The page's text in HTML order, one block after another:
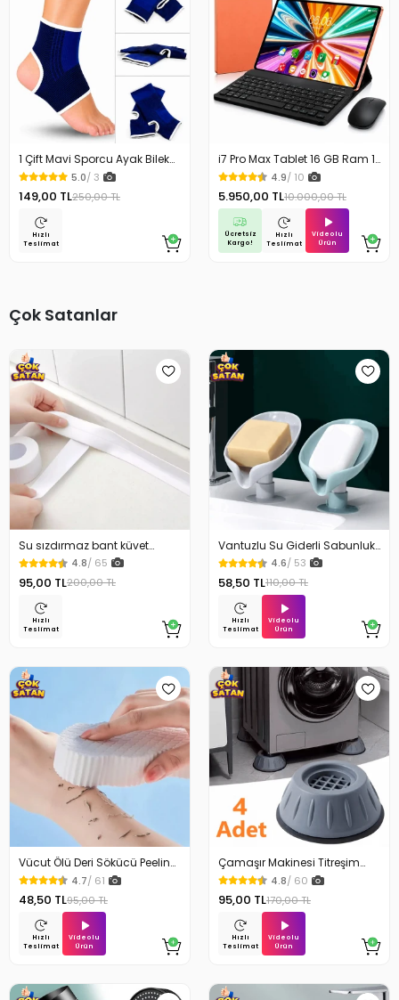
1 Çift Mavi Sporcu Ayak Bilek
Koruyucu Ağrı Bandajı Ayak
Bandajı Sporcu Bilekliği
5.0/ 3
149,00 TL250,00 TL
Hızlı
Teslimat
i7 Pro Max Tablet 16 GB Ram 1
TB Depolama Kablosuz
Klavye Mouse Kılıf Hediyeli 10.1
inc Tablet
4.9/ 10
5.950,00 TL10.000,00 TL
Ücretsiz
Kargo!
Hızlı
Teslimat
Videolu
Ürün
Çok Satanlar
Su sızdırmaz bant küvet
Tezgah tamir bandı
4.8/ 65
95,00 TL200,00 TL
Hızlı
Teslimat
Vantuzlu Su Giderli Sabunluk
Kaymaz 4.6/ 53
58,50 TL110,00 TL
Hızlı
Teslimat
Videolu
Ürün
Vücut Ölü Deri Sökücü Peeling
Banyo Duş Süngeri
4.7/ 61
48,50 TL95,00 TL
Hızlı
Teslimat
Videolu
Ürün
Çamaşır Makinesi Titreşim
Engelleyici Stoper 4Lü
4.8/ 60
95,00 TL170,00 TL
Hızlı
Teslimat
Videolu
Ürün